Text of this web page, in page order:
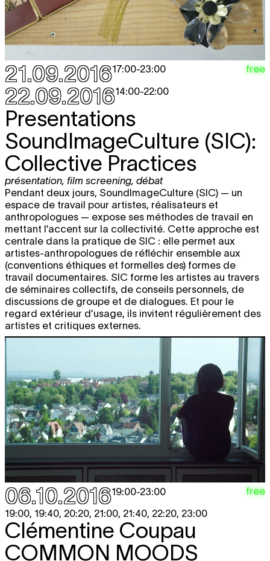
21.09.201617:00-23:00
22.09.201614:00-22:00
free
Presentations
SoundImageCulture (SIC):
Collective Practices
présentation film screening débat
Pendant deux jours, SoundImageCulture (SIC) — un
espace de travail pour artistes, réalisateurs et
anthropologues — expose ses méthodes de travail en
mettant l’accent sur la collectivité. Cette approche est
centrale dans la pratique de SIC : elle permet aux
artistes-anthropologues de réfléchir ensemble aux
(conventions éthiques et formelles des) formes de
travail documentaires. SIC forme les artistes au travers
de séminaires collectifs, de conseils personnels, de
discussions de groupe et de dialogues. Et pour le
regard extérieur d’usage, ils invitent régulièrement des
artistes et critiques externes.
06.10.201619:00-23:00
19:00, 19:40, 20:20, 21:00, 21:40, 22:20, 23:00
free
Clémentine Coupau
COMMON MOODS